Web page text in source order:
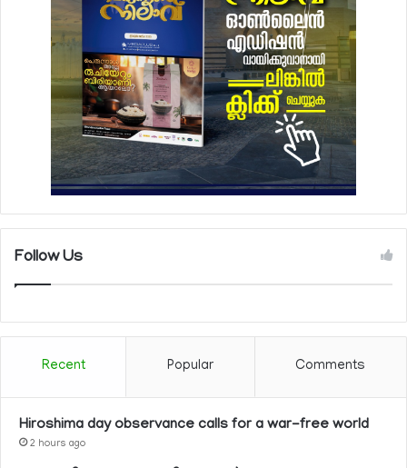
Follow Us
Recent Popular Comments
Hiroshima day observance calls for a war-free world
2 hours ago